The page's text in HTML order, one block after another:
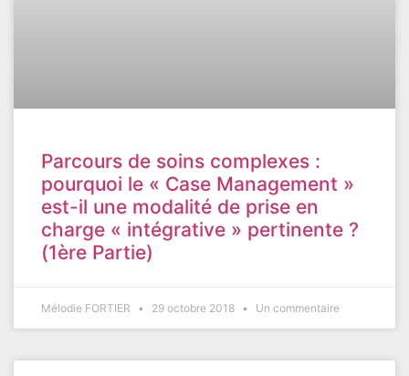
Parcours de soins complexes :
pourquoi le « Case Management »
est-il une modalité de prise en
charge « intégrative » pertinente ?
(1ère Partie)
Mélodie FORTIER 29 octobre 2018 Un commentaire